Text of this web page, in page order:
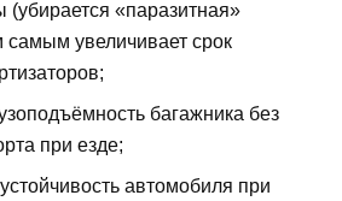
(убирается «паразитная»
самым увеличивает срок
багажника без
при езде;
автомобиля при